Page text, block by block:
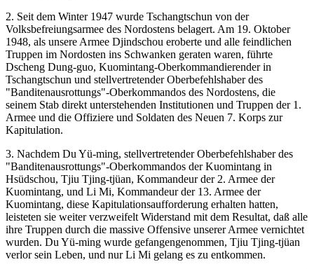
2. Seit dem Winter 1947 wurde Tschangtschun von der
Volksbefreiungsarmee des Nordostens belagert. Am 19. Oktober
1948, als unsere Armee Djindschou eroberte und alle feindlichen
Truppen im Nordosten ins Schwanken geraten waren, führte
Dscheng Dung-guo, Kuomintang-Oberkommandierender in
Tschangtschun und stellvertretender Oberbefehlshaber des
"Banditenausrottungs"-Oberkommandos des Nordostens, die
seinem Stab direkt unterstehenden Institutionen und Truppen der 1.
Armee und die Offiziere und Soldaten des Neuen 7. Korps zur
Kapitulation.
3. Nachdem Du Yü-ming, stellvertretender Oberbefehlshaber des
"Banditenausrottungs"-Oberkommandos der Kuomintang in
Hsüdschou, Tjiu Tjing-tjüan, Kommandeur der 2. Armee der
Kuomintang, und Li Mi, Kommandeur der 13. Armee der
Kuomintang, diese Kapitulationsaufforderung erhalten hatten,
leisteten sie weiter verzweifelt Widerstand mit dem Resultat, daß alle
ihre Truppen durch die massive Offensive unserer Armee vernichtet
wurden. Du Yü-ming wurde gefangengenommen, Tjiu Tjing-tjüan
verlor sein Leben, und nur Li Mi gelang es zu entkommen.